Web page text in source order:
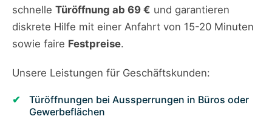
schnelle Türöffnung ab 69 € und garantieren
diskrete Hilfe mit einer Anfahrt von 15-20 Minuten
sowie faire Festpreise.
Unsere Leistungen für Geschäftskunden:
Türöffnungen bei Aussperrungen in Büros oder
Gewerbeflächen